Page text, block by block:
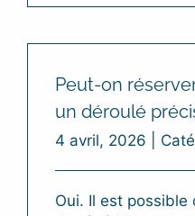
Peut-on
un déroulé
4 avril, 2026
Oui. Il est possible